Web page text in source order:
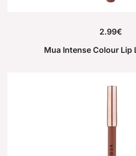
2.99€
Mua Intense Colour Lip